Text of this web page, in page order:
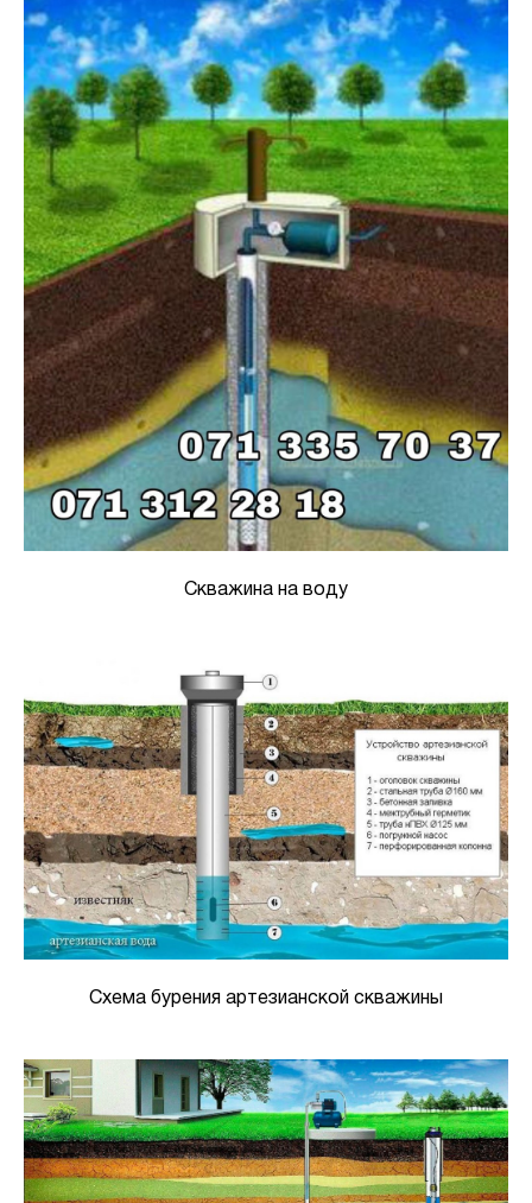
Скважина на воду
Схема бурения артезианской скважины